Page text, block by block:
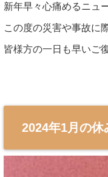
新年早々心痛めるニュ
この度の災害や事故に
皆様方の一日も早いご
2024年1月の